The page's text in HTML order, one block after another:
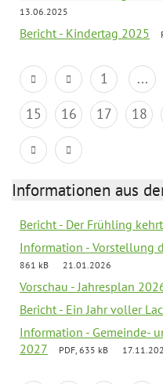
13.06.2025
Bericht - Kindertag 2025
1 ...
15
16 17 18
Informationen aus
Bericht - Der Frühling
Information - Vorstellung
861 kB
21.01.2026
Vorschau - Jahresplan
Bericht - Ein Jahr voller
Information - Gemeinde-
2027
PDF, 635 kB